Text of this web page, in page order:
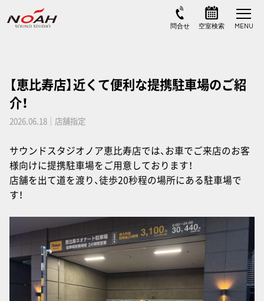
【恵比寿店】近くて便利な提携駐車場のご紹
介！
2026.06.18｜店舗指定
サウンドスタジオノア恵比寿店では、お車でご来店のお客
様向けに提携駐車場をご用意しております！
店舗を出て道を渡り、徒歩20秒程の場所にある駐車場で
す！